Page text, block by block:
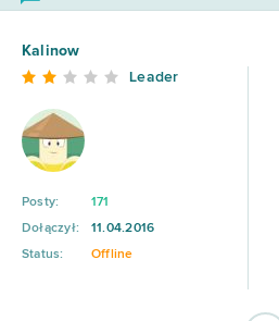
Kalinow
Leader
Posty:
171
Dołączył:
11.04.2016
Status:
Offline